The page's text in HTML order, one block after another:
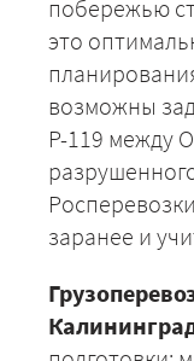
побережью
это
возможны
Р-119 между
заранее и